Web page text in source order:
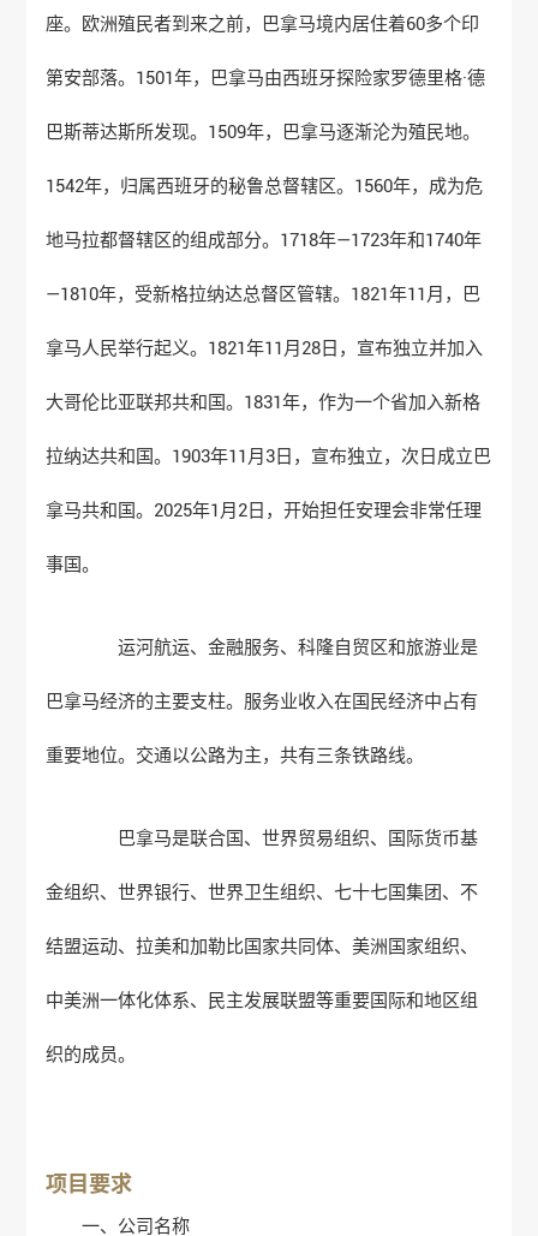
座。欧洲殖民者到来之前，巴拿马境内居住着60多个印
第安部落。1501年，巴拿马由西班牙探险家罗德里格·德
巴斯蒂达斯所发现。1509年，巴拿马逐渐沦为殖民地。
1542年，归属西班牙的秘鲁总督辖区。1560年，成为危
地马拉都督辖区的组成部分。1718年—1723年和1740年
—1810年，受新格拉纳达总督区管辖。1821年11月，巴
拿马人民举行起义。1821年11月28日，宣布独立并加入
大哥伦比亚联邦共和国。1831年，作为一个省加入新格
拉纳达共和国。1903年11月3日，宣布独立，次日成立巴
拿马共和国。2025年1月2日，开始担任安理会非常任理
事国。
运河航运、金融服务、科隆自贸区和旅游业是
巴拿马经济的主要支柱。服务业收入在国民经济中占有
重要地位。交通以公路为主，共有三条铁路线。
巴拿马是联合国、世界贸易组织、国际货币基
金组织、世界银行、世界卫生组织、七十七国集团、不
结盟运动、拉美和加勒比国家共同体、美洲国家组织、
中美洲一体化体系、民主发展联盟等重要国际和地区组
织的成员。
项目要求
一、公司名称